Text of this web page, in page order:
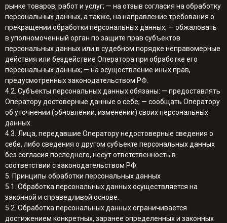
рынке товаров, работ и услуг; — на отзыв согласия на обработку
персональных данных, а также, на направление требования о
прекращении обработки персональных данных; — обжаловать
в уполномоченный орган по защите прав субъектов
персональных данных или в судебном порядке неправомерные
действия или бездействие Оператора при обработке его
персональных данных; — на осуществление иных прав,
предусмотренных законодательством РФ.
4.2. Субъекты персональных данных обязаны: — предоставлять
Оператору достоверные данные о себе; — сообщать Оператору
об уточнении (обновлении, изменении) своих персональных
данных.
4.3. Лица, передавшие Оператору недостоверные сведения о
себе, либо сведения о другом субъекте персональных данных
без согласия последнего, несут ответственность в
соответствии с законодательством РФ.
5. Принципы обработки персональных данных
5.1. Обработка персональных данных осуществляется на
законной и справедливой основе.
5.2. Обработка персональных данных ограничивается
достижением конкретных, заранее определенных и законных